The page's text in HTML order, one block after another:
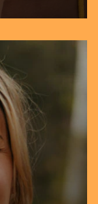
spectrum
range of